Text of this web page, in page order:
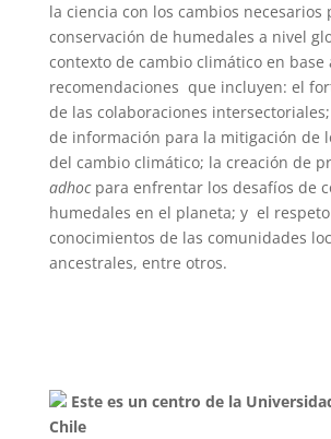
la ciencia con los cambios necesarios
conservación de humedales a nivel
contexto de cambio climático en base
recomendaciones que incluyen: el
de las colaboraciones
de información para la mitigación de
del cambio climático; la creación de
adhocpara enfrentar los desafíos de
humedales en el planeta; y el
conocimientos de las comunidades
ancestrales, entre otros.
Este es un centro de la
Chile